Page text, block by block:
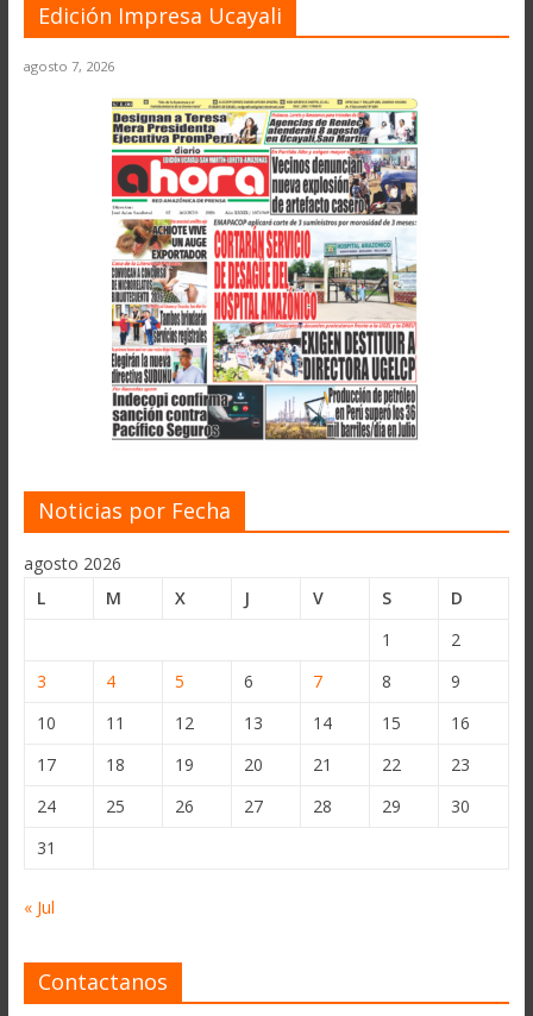
Edición Impresa Ucayali
agosto 7, 2026
Noticias por Fecha
agosto 2026
L
M X J V S
D
1
2
3
4 5 6 7 8
9
10
11 12 13 14 15
16
17
18 19 20 21 22
23
24
25 26 27 28 29
30
31
« Jul
Contactanos